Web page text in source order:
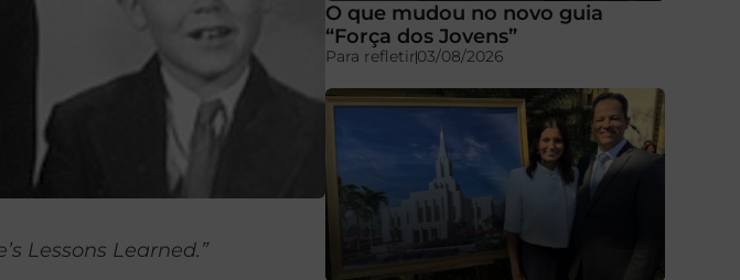
Lessons Learned.”
O que mudou no novo guia
“Força dos Jovens”
Para refletir03/08/2026